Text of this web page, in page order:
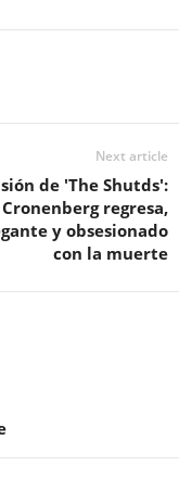
Next article
de 'The Shutds':
Cronenberg regresa,
y obsesionado
con la muerte